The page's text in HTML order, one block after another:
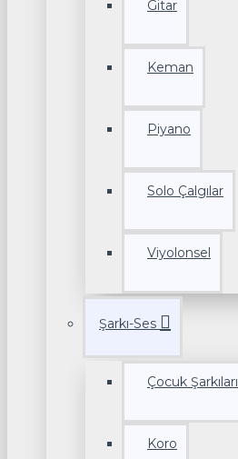
Gitar
Keman
Piyano
Solo Çalgılar
Viyolonsel
Şarkı-Ses
Çocuk Şarkıları
Koro